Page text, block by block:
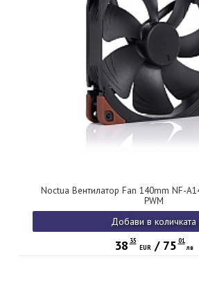
Noctua Вентилатор Fan 140mm NF-
PWM
Добави в количката
38 35
EUR/ 75 01
лв